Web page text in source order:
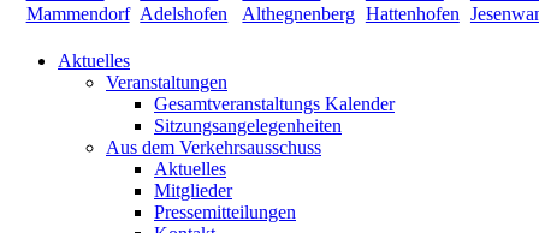
Aktuelles
Veranstaltungen
Gesamtveranstaltungs Kalender
Sitzungsangelegenheiten
Aus dem Verkehrsausschuss
Aktuelles
Mitglieder
Pressemitteilungen